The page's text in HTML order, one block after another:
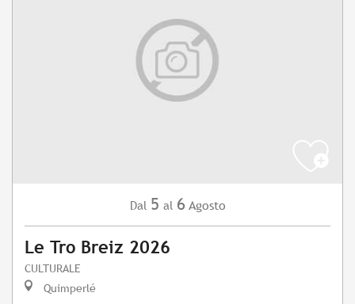
Dal 5 al 6 Agosto
Le Tro Breiz 2026
CULTURALE
Quimperlé